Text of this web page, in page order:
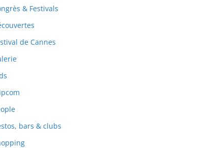
& Festivals
de Cannes
bars & clubs